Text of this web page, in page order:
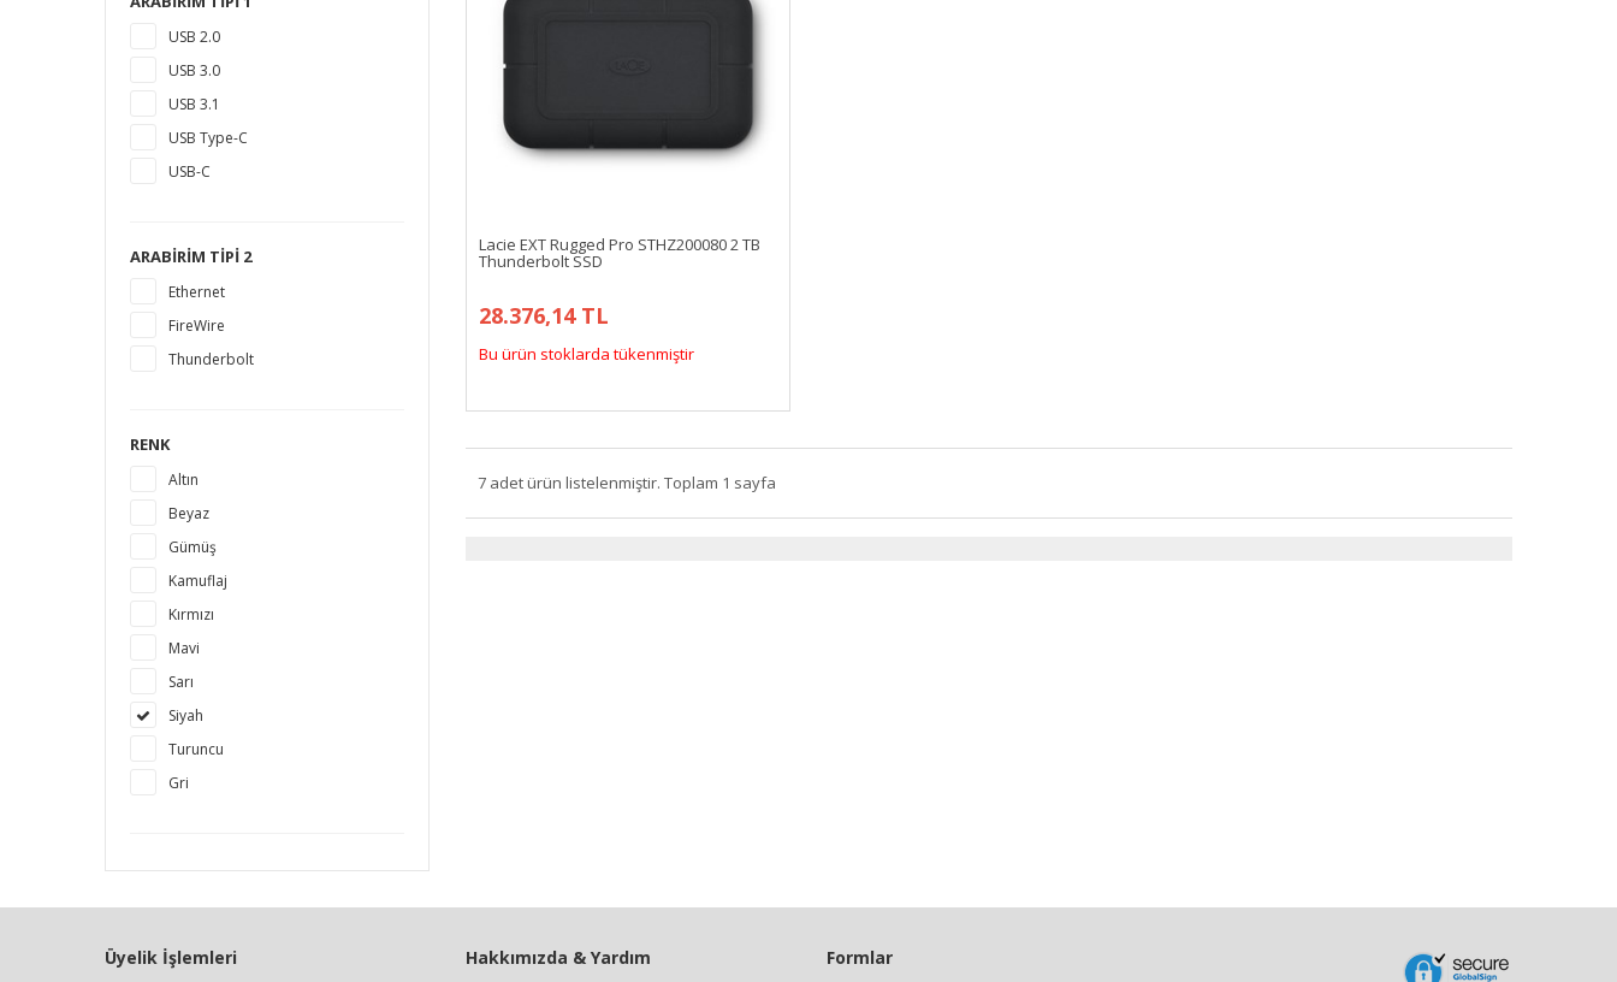
18 TB
1,5 TB
14 TB
USB 2.0
USB 3.0
USB 3.1
USB Type-C
USB-C
ARABIRIM TIPI 2
Ethernet
FireWire
Thunderbolt
RENK
Altın
Beyaz
Gümüş
Kamuflaj
Kırmızı
Mavi
Sarı
Siyah
Turuncu
Gri
Lacie EXT Rugged Pro STHZ200080 2 TB
Thunderbolt SSD
28.376,14 TL
Bu ürün stoklarda tükenmiştir
7 adet ürün listelenmiştir. Toplam 1 sayfa
Üyelik İşlemleri Hakkımızda & Yardım Formlar